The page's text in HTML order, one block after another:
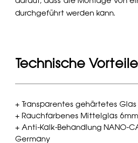
durchgeführt werden kann.
Technische Vorteile
+ Transparentes gehärtetes
+ Rauchfarbenes Mittelglas 6mm
+ Anti-Kalk-Behandlung NANO-
Germany